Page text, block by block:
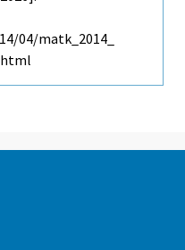
04/matk_2014_